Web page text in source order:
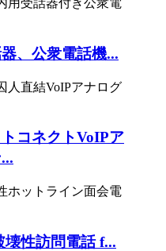
、公衆電話機...
コネクトVoIPア
性訪問電話 f...